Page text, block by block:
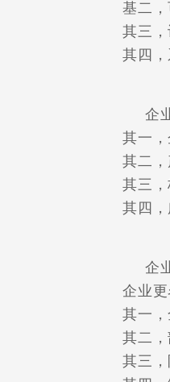
基二，
其三，
其四，
企业
其一，
其二，产
其三，
其四，
企业
企业更名
其一，全
其二，部
其三，